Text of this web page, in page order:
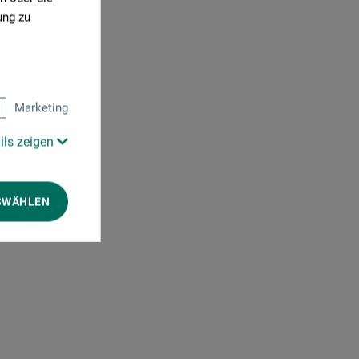
zu
Marketing
zeigen